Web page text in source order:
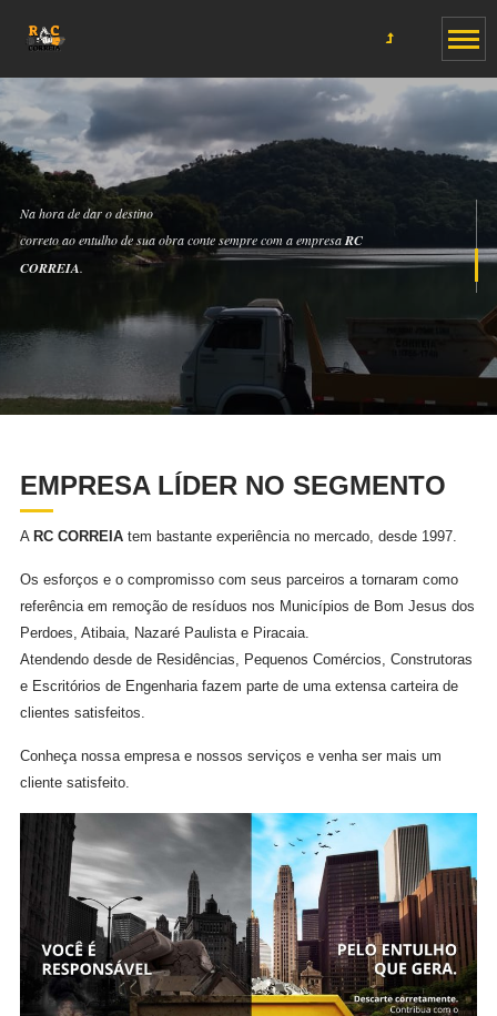
Na hora de dar o destino
correto ao entulho de sua obra conte sempre com a empresaRC
CORREIA.
EMPRESA LÍDER NO SEGMENTO
A RC CORREIAtem bastante experiência no mercado, desde 1997.
Os esforços e o compromisso com seus parceiros a tornaram como
referência em remoção de resíduos nos Municípios de Bom Jesus dos
Perdoes, Atibaia, Nazaré Paulista e Piracaia.
Atendendo desde de Residências, Pequenos Comércios, Construtoras
e Escritórios de Engenharia fazem parte de uma extensa carteira de
clientes satisfeitos.
Conheça nossa empresa e nossos serviços e venha ser mais um
cliente satisfeito.